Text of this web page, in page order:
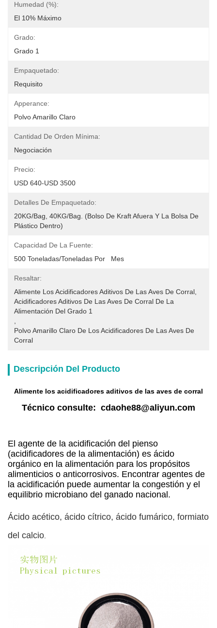
Humedad (%):
El 10% Máximo
Grado:
Grado 1
Empaquetado:
Requisito
Apperance:
Polvo Amarillo Claro
Cantidad De Orden Mínima:
Negociación
Precio:
USD 640-USD 3500
Detalles De Empaquetado:
20KG/Bag, 40KG/Bag. (Bolso De Kraft Afuera Y La Bolsa De
Plástico Dentro)
Capacidad De La Fuente:
500 Toneladas/toneladas Por   Mes
Resaltar:
Alimente Los Acidificadores Aditivos De Las Aves De Corral
Acidificadores Aditivos De Las Aves De Corral De La
Alimentación Del Grado 1
Polvo Amarillo Claro De Los Acidificadores De Las Aves De
Corral
Descripción Del Producto
Alimente los acidificadores aditivos de las aves de corral
Técnico consulte: cdaohe88@aliyun.com
El agente de la acidificación del pienso
(acidificadores de la alimentación) es ácido
orgánico en la alimentación para los propósitos
alimenticios o anticorrosivos. Encontrar agentes de
la acidificación puede aumentar la congestión y el
equilibrio microbiano del ganado nacional.
Ácido acético, ácido cítrico, ácido fumárico, formiato
del calcio